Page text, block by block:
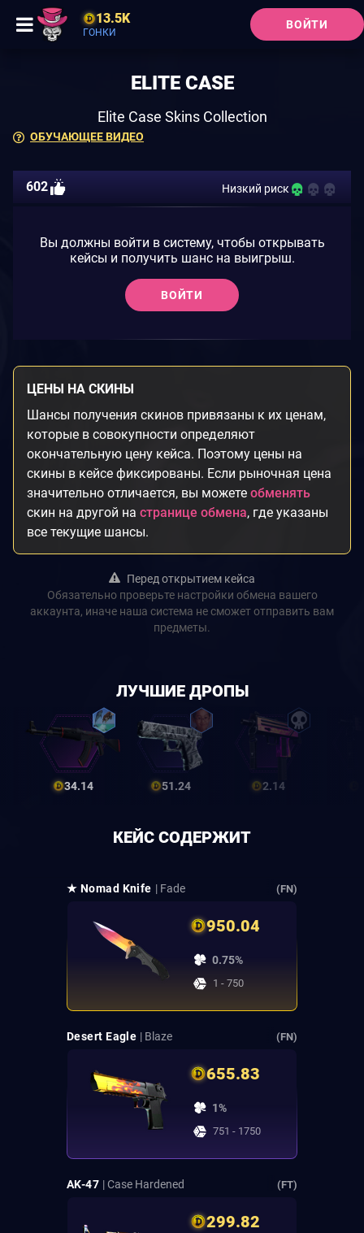
13.5K
ГОНКИ
ВОЙТИ
ОБУЧАЮЩЕЕ ВИДЕО
ELITE CASE
Elite Case Skins Collection
602 Низкий риск
Вы должны войти в систему, чтобы открывать
кейсы и получить шанс на выигрыш.
ВОЙТИ
ЦЕНЫ НА СКИНЫ
Шансы получения скинов привязаны к их ценам,
которые в совокупности определяют
окончательную цену кейса. Поэтому цены на
скины в кейсе фиксированы. Если рыночная цена
значительно отличается, вы можете обменять
скин на другой на странице обмена, где указаны
все текущие шансы.
Перед открытием кейса
Обязательно проверьте настройки обмена вашего
аккаунта, иначе наша система не сможет отправить вам
предметы.
ЛУЧШИЕ ДРОПЫ
34.14 51.24 2.14
КЕЙС СОДЕРЖИТ
★ Nomad Knife | Fade (FN)
950.04
0.75%
1 - 750
Desert Eagle | Blaze (FN)
655.83
1%
751 - 1750
AK-47 | Case Hardened (FT)
299.82